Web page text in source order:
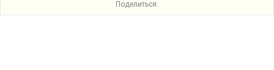
Поделиться: